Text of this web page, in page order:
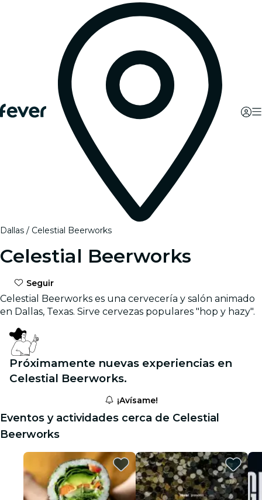
Dallas Celestial Beerworks
Celestial Beerworks
Seguir
Celestial Beerworks es una cervecería y salón animado
en Dallas, Texas. Sirve cervezas populares "hop y hazy".
Próximamente nuevas experiencias en
Celestial Beerworks.
¡Avísame!
Eventos y actividades cerca de Celestial
Beerworks